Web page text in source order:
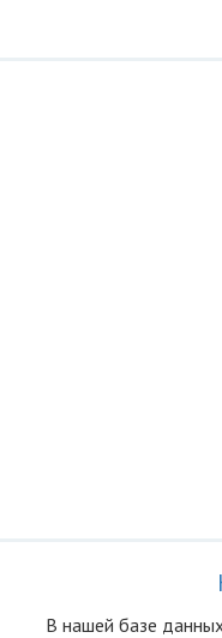
В нашей базе